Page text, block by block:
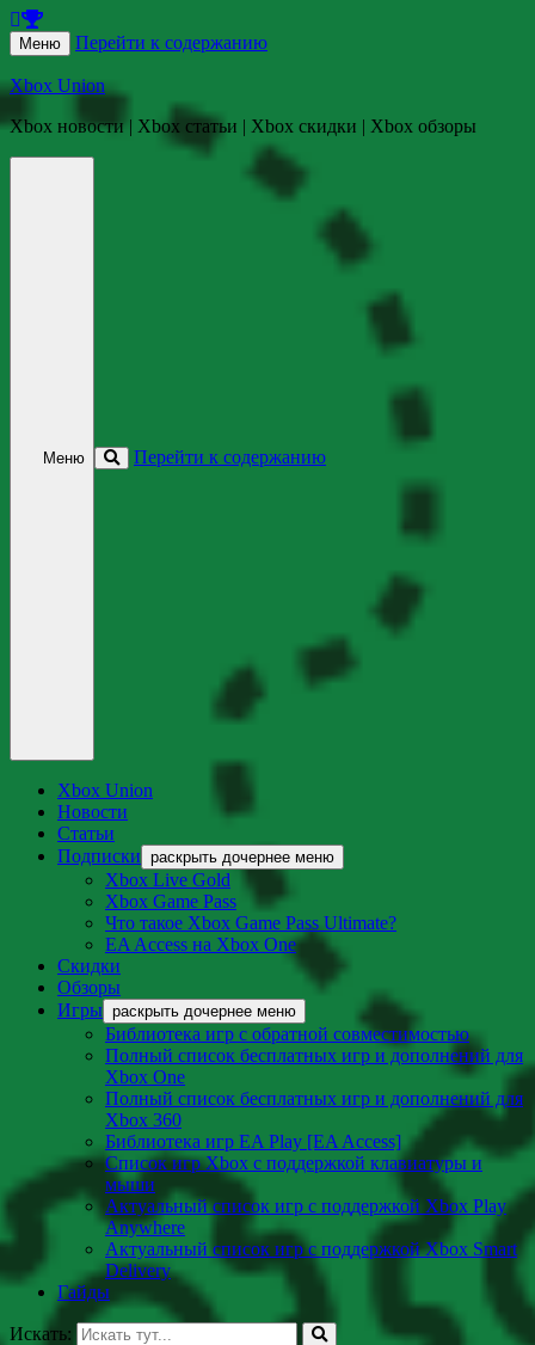
Меню Перейти к содержанию
Xbox Union
Xbox новости | Xbox статьи | Xbox скидки | Xbox обзоры
Меню Перейти к содержанию
Xbox Union
Новости
Статьи
Подписки раскрыть дочернее меню
Xbox Live Gold
Xbox Game Pass
Что такое Xbox Game Pass Ultimate?
EA Access на Xbox One
Скидки
Обзоры
Игры раскрыть дочернее меню
Библиотека игр с обратной совместимостью
Полный список бесплатных игр и дополнений для
Xbox One
Полный список бесплатных игр и дополнений для
Xbox 360
Библиотека игр EA Play [EA Access]
Список игр Xbox c поддержкой клавиатуры и
мыши
Актуальный список игр с поддержкой Xbox Play
Anywhere
Актуальный список игр с поддержкой Xbox Smart
Delivery
Гайды
Искать: